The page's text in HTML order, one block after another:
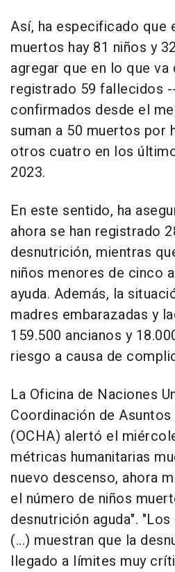
Así, ha especificado que
muertos hay 81 niños y
agregar que en lo que va
registrado 59 fallecidos
confirmados desde el
suman a 50 muertos por
otros cuatro en los
2023.
En este sentido, ha
ahora se han registrado
desnutrición, mientras
niños menores de cinco
ayuda. Además, la
madres embarazadas y
159.500 ancianos y
riesgo a causa de
La Oficina de Naciones
Coordinación de
(OCHA) alertó el
métricas humanitarias
nuevo descenso, ahora
el número de niños
desnutrición aguda".
(...) muestran que la
llegado a límites muy